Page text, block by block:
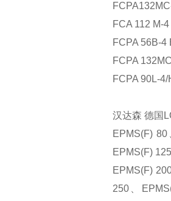
FCA 112 M-4
FCPA 56B-4
FCPA
FCPA 90L-4/
汉达森 德国
EPMS(F) 80
EPMS(F) 125
EPMS(F)
250、